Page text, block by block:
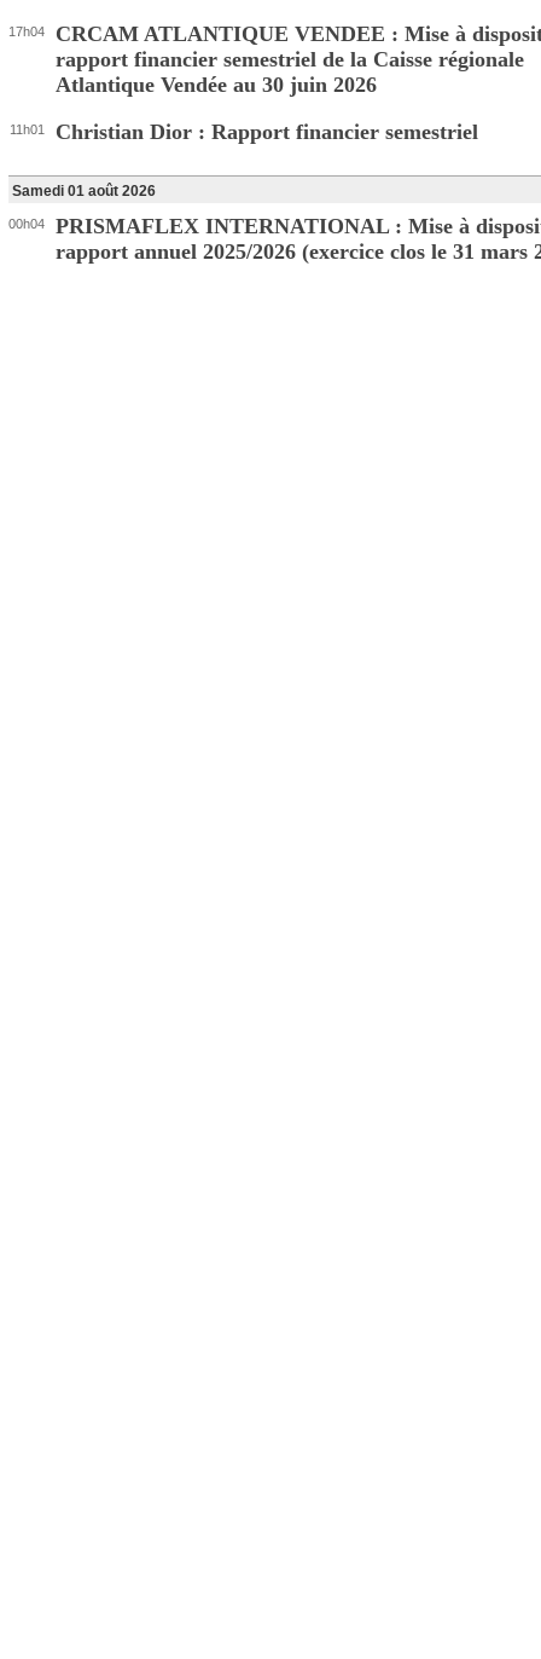
17h04
CRCAM ATLANTIQUE VENDEE : Mise à
rapport financier semestriel de la Caisse régionale
Atlantique Vendée au 30 juin 2026
11h01 Christian Dior : Rapport financier semestriel
Samedi 01 août 2026
00h04
PRISMAFLEX INTERNATIONAL : Mise à
rapport annuel 2025/2026 (exercice clos le 31 mars